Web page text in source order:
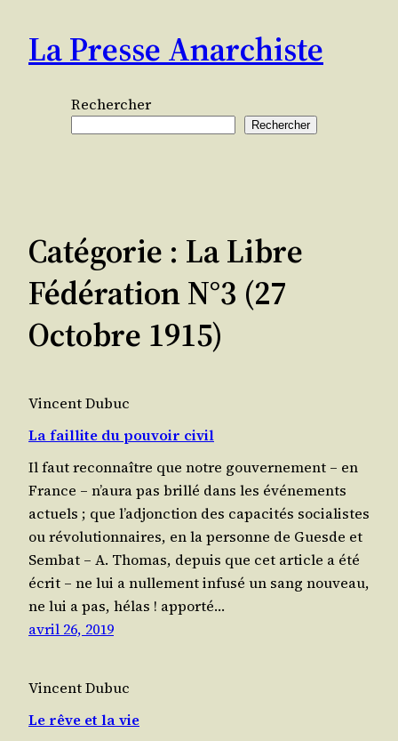
contenu
La Presse Anarchiste
Rechercher
Rechercher
Catégorie : La Libre
Fédération N°3 (27
Octobre 1915)
Vincent Dubuc
La faillite du pouvoir civil
Il faut recon­naître que notre gou­ver­ne­ment – en
France – n’aura pas brillé dans les évé­ne­ments
actuels ; que l’adjonction des capa­ci­tés socia­listes
ou révo­lu­tion­naires, en la per­sonne de Guesde et
Sem­bat – A. Tho­mas, depuis que cet article a été
écrit – ne lui a nul­le­ment infu­sé un sang nou­veau,
ne lui a pas, hélas ! appor­té…
avril 26, 2019
Vincent Dubuc
Le rêve et la vie